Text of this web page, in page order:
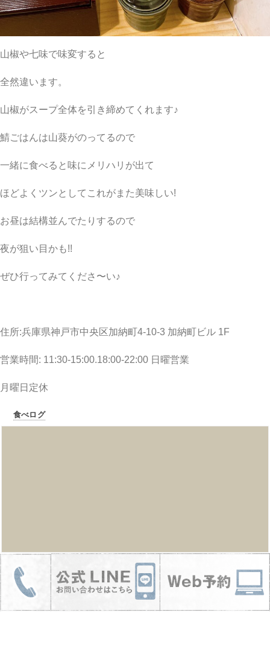
山椒や七味で味変すると
全然違います。
山椒がスープ全体を引き締めてくれます♪
鯖ごはんは山葵がのってるので
一緒に食べると味にメリハリが出て
ほどよくツンとしてこれがまた美味しい!
お昼は結構並んでたりするので
夜が狙い目かも!!
ぜひ行ってみてくださ〜い♪
住所:兵庫県神戸市中央区加納町4-10-3 加納町ビル 1F
営業時間: 11:30-15:00.18:00-22:00 日曜営業
月曜日定休